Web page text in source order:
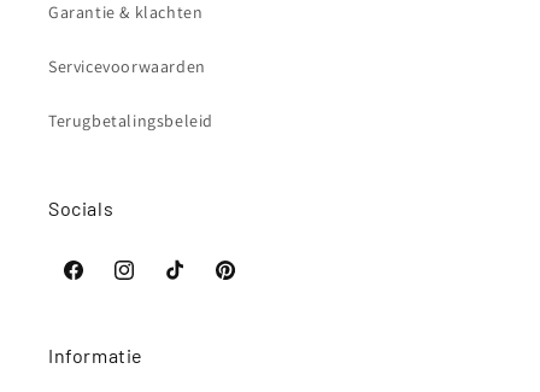
Garantie & klachten
Servicevoorwaarden
Terugbetalingsbeleid
Socials
FacebookInstagramTikTok Pinterest
Informatie